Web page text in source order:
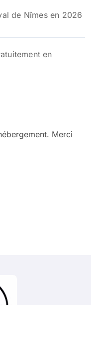
de Nîmes en 2026
en
Merci